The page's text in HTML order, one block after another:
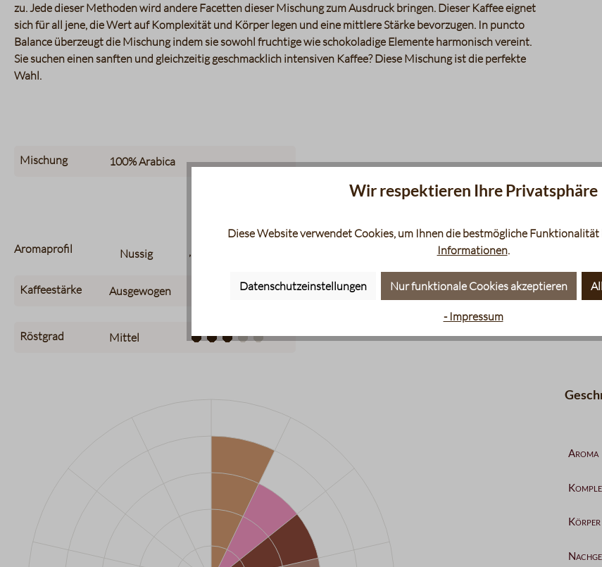
zu. Jede dieser Methoden wird andere Facetten dieser Mischung zum Ausdruck bringen. Dieser Kaffee eignet
sich für all jene, die Wert auf Komplexität und Körper legen und eine mittlere Stärke bevorzugen. In puncto
Balance überzeugt die Mischung indem sie sowohl fruchtige wie schokoladige Elemente harmonisch vereint.
Sie suchen einen sanften und gleichzeitig geschmacklich intensiven Kaffee? Diese Mischung ist die perfekte
Wahl.
Mischung 100%Arabica
Aromaprofil Nussig ,
Kaffeestärke Ausgewogen
Röstgrad Mittel
Wir respektieren Ihre Privatsphäre
Diese Website verwendet Cookies, um Ihnen die bestmögliche Funktionalität
Informationen.
Datenschutzeinstellungen Nur funktionale Cookies akzeptieren
- Impressum